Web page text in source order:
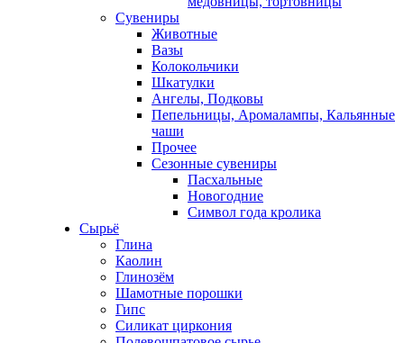
Сувениры
Животные
Вазы
Колокольчики
Шкатулки
Ангелы, Подковы
Пепельницы, Аромалампы, Кальянные
чаши
Прочее
Сезонные сувениры
Пасхальные
Новогодние
Символ года кролика
Сырьё
Глина
Каолин
Глинозём
Шамотные порошки
Гипс
Силикат циркония